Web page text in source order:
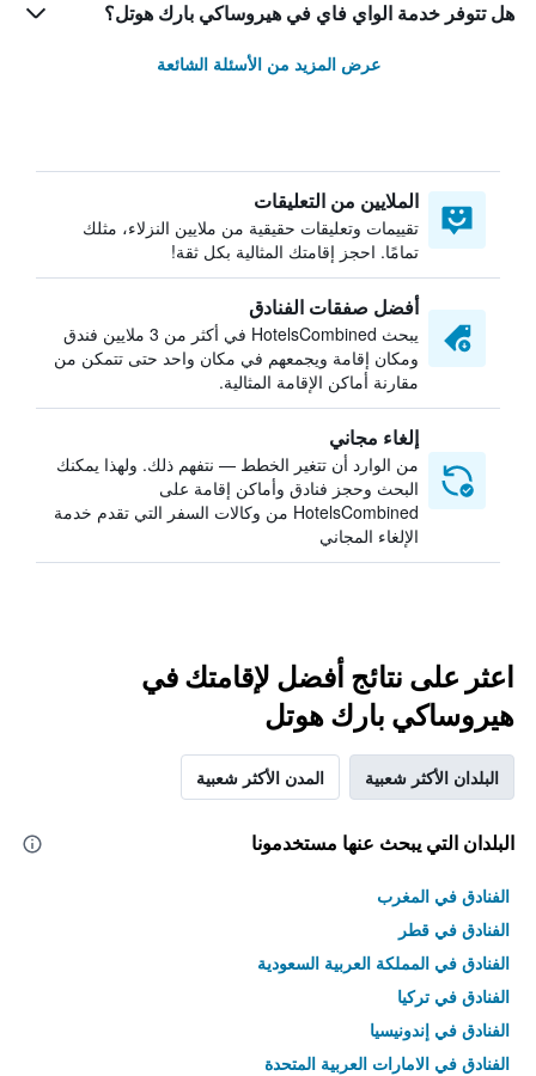
هل تتوفر خدمة الواي فاي في هيروساكي بارك هوتل؟
عرض المزيد من الأسئلة الشائعة
الملايين من التعليقات
تقييمات وتعليقات حقيقية من ملايين النزلاء، مثلك
تمامًا. احجز إقامتك المثالية بكل ثقة!
أفضل صفقات الفنادق
يبحث HotelsCombined في أكثر من 3 ملايين فندق
ومكان إقامة ويجمعهم في مكان واحد حتى تتمكن من
مقارنة أماكن الإقامة المثالية.
إلغاء مجاني
من الوارد أن تتغير الخطط — نتفهم ذلك. ولهذا يمكنك
البحث وحجز فنادق وأماكن إقامة على
HotelsCombined من وكالات السفر التي تقدم خدمة
الإلغاء المجاني
اعثر على نتائج أفضل لإقامتك في
هيروساكي بارك هوتل
البلدان الأكثر شعبية المدن الأكثر شعبية
البلدان التي يبحث عنها مستخدمونا
الفنادق في المغرب
الفنادق في قطر
الفنادق في المملكة العربية السعودية
الفنادق في تركيا
الفنادق في إندونيسيا
الفنادق في الامارات العربية المتحدة